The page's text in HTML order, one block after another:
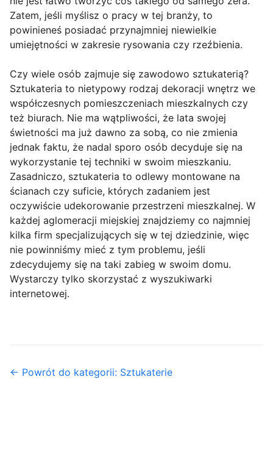
Zatem, jeśli myślisz o pracy w tej branży, to
powinieneś posiadać przynajmniej niewielkie
umiejętności w zakresie rysowania czy rzeźbienia.
Czy wiele osób zajmuje się zawodowo sztukaterią?
Sztukateria to nietypowy rodzaj dekoracji wnętrz we
współczesnych pomieszczeniach mieszkalnych czy
też biurach. Nie ma wątpliwości, że lata swojej
świetności ma już dawno za sobą, co nie zmienia
jednak faktu, że nadal sporo osób decyduje się na
wykorzystanie tej techniki w swoim mieszkaniu.
Zasadniczo, sztukateria to odlewy montowane na
ścianach czy suficie, których zadaniem jest
oczywiście udekorowanie przestrzeni mieszkalnej. W
każdej aglomeracji miejskiej znajdziemy co najmniej
kilka firm specjalizujących się w tej dziedzinie, więc
nie powinniśmy mieć z tym problemu, jeśli
zdecydujemy się na taki zabieg w swoim domu.
Wystarczy tylko skorzystać z wyszukiwarki
internetowej.
← Powrót do kategorii: Sztukaterie